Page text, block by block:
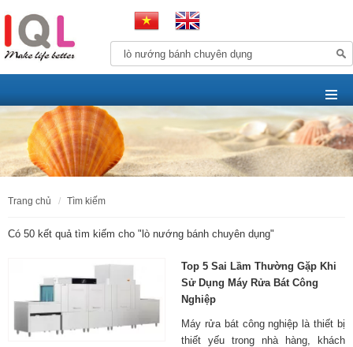
trang chủ tìm kiếm
Có 50 kết quả tìm kiếm cho "lò nướng bánh chuyên dụng"
Top 5 Sai Lầm Thường Gặp Khi
Sử Dụng Máy Rửa Bát Công
Nghiệp
Máy rửa bát công nghiệp là thiết bị
thiết yếu trong nhà hàng, khách